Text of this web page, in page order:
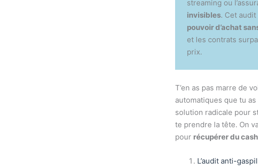
streaming ou
invisibles. Cet
pouvoir d’achat
et les contrats
prix.
T’en as pas marre de
automatiques que tu
solution radicale pour
te prendre la tête. On
pour récupérer du
L’audit anti-